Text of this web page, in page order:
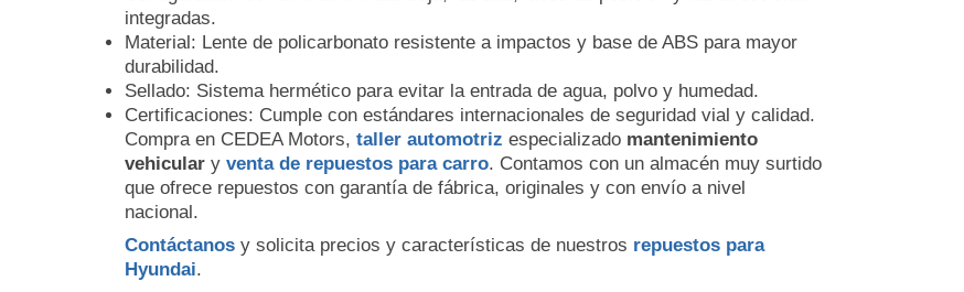
integradas.
Material: Lente de policarbonato resistente a impactos y base de ABS para mayor
durabilidad.
Sellado: Sistema hermético para evitar la entrada de agua, polvo y humedad.
Certificaciones: Cumple con estándares internacionales de seguridad vial y calidad.
Compra en CEDEA Motors, taller automotriz especializado mantenimiento
vehicular y venta de repuestos para carro. Contamos con un almacén muy surtido
que ofrece repuestos con garantía de fábrica, originales y con envío a nivel
nacional.
Contáctanos y solicita precios y características de nuestros repuestos para
Hyundai.